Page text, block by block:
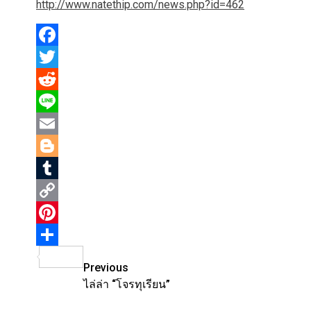
http://www.natethip.com/news.php?id=462
Facebook
Twitter
Reddit
Line
Email
Blogger
Tumblr
Copy
Link
Pinterest
Post
navigation
Previous
ไล่ล่า “โจรทุเรียน”